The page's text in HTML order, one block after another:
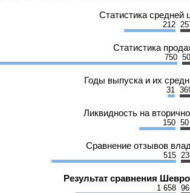
Статистика средней
212
Статистика
750 50
Годы выпуска и их
31
Ликвидность на
150 50
Сравнение отзывов
515
Результат сравнения
1 658